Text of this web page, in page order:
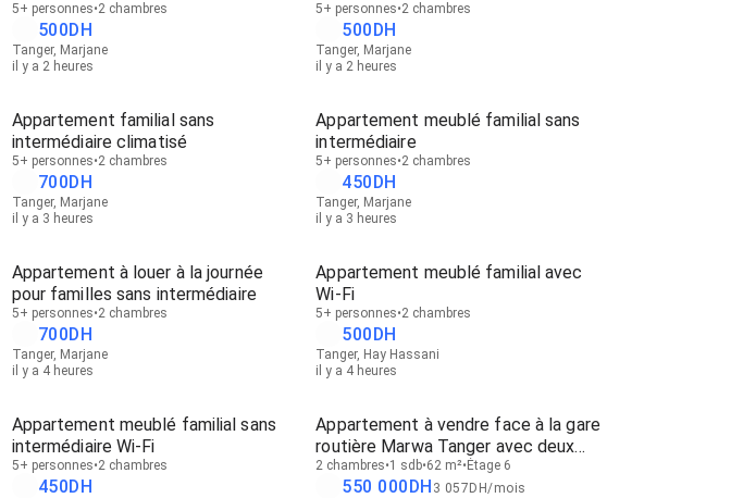
sans intermédiaire Wi-Fi
5+ personnes 2 chambres
500DH
Tanger, Marjane
il y a 2 heures
5+ personnes 2 chambres
500DH
Tanger, Marjane
il y a 2 heures
Appartement familial sans
intermédiaire climatisé
5+ personnes 2 chambres
700DH
Tanger, Marjane
il y a 3 heures
Appartement meublé familial sans
intermédiaire
5+ personnes 2 chambres
450DH
Tanger, Marjane
il y a 3 heures
Appartement à louer à la journée
pour familles sans intermédiaire
5+ personnes 2 chambres
700DH
Tanger, Marjane
il y a 4 heures
Appartement meublé familial avec
Wi-Fi
5+ personnes 2 chambres
500DH
Tanger, Hay Hassani
il y a 4 heures
Appartement meublé familial sans
intermédiaire Wi-Fi
5+ personnes 2 chambres
450DH
Appartement à vendre face à la gare
routière Marwa Tanger avec deux
façades
2 chambres 1 sdb 62 m² Étage 6
550 000DH 3 057 DH/mois